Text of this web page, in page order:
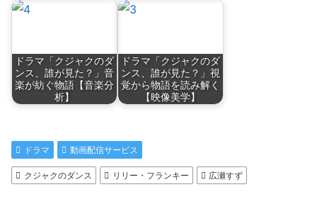
ドラマ「クジャクのダ
ンス、誰が見た？」音
楽が紡ぐ物語【音楽分
析】
ドラマ「クジャクのダ
ンス、誰が見た？」視
覚から物語を読み解く
【映像美学】
ドラマ 動画配信サービス
クジャクのダンス リリー・フランキー 広瀬すず